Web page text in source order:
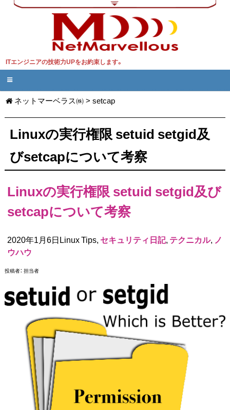
ITエンジニアの技術力UPをお約束します。
ネットマーベラス㈱> setcap
Linuxの実行権限 setuid setgid及
びsetcapについて考察
Linuxの実行権限 setuid setgid及び
setcapについて考察
2020年1月6日Linux Tips, セキュリティ日記, テクニカル, ノ
ウハウ
投稿者： 担当者